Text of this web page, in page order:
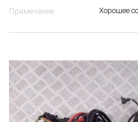
Примечание
Хорошее